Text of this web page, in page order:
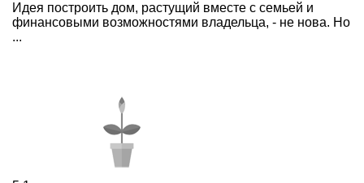
Идея построить дом, растущий вместе с семьей и
финансовыми возможностями владельца, - не нова. Но
...